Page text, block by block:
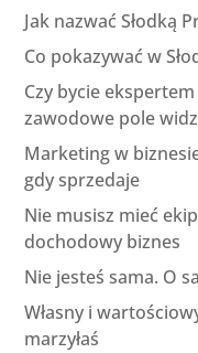
Jak nazwać Słodką
Co pokazywać w
Czy bycie
zawodowe pole
Marketing w
gdy sprzedaje
Nie musisz mieć
dochodowy biznes
Nie jesteś sama. O
Własny i
marzyłaś